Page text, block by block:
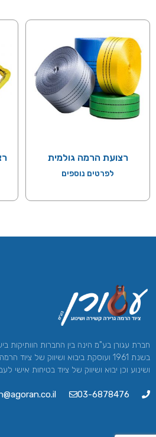
רצועת הרמה גולמית
לפרטים נוספים
חברת עגורן בע"מ הינה בין החברות הוותיקות
בשנת 1961 ועוסקת ביבוא ושיווק של ציוד
ושינוע וכן יבוא ושיווק של ציוד בטיחות אישי
03-6878476